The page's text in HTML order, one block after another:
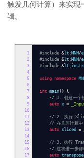
触发几何计算）来实现
辑。
1
2
3
4
5
6
7
8
9
10
11
12
13
14
15
16
17
#include &lt ; MNN/
#include &lt ; MNN/
#include &lt ;
using namespace
int main ()
{
// 1. 创建一个
auto x =
// 2. 执行 Slice
// 在几何计算中
auto sliced =
// 3. 执行
// 这将进一步
auto